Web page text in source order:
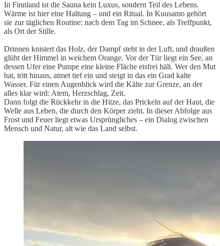
In Finnland ist die Sauna kein Luxus, sondern Teil des Lebens.
Wärme ist hier eine Haltung – und ein Ritual. In Kuusamo gehört
sie zur täglichen Routine: nach dem Tag im Schnee, als Treffpunkt,
als Ort der Stille.
Drinnen knistert das Holz, der Dampf steht in der Luft, und draußen
glüht der Himmel in weichem Orange. Vor der Tür liegt ein See, an
dessen Ufer eine Pumpe eine kleine Fläche eisfrei hält. Wer den Mut
hat, tritt hinaus, atmet tief ein und steigt in das ein Grad kalte
Wasser. Für einen Augenblick wird die Kälte zur Grenze, an der
alles klar wird: Atem, Herzschlag, Zeit.
Dann folgt die Rückkehr in die Hitze, das Prickeln auf der Haut, die
Welle aus Leben, die durch den Körper zieht. In dieser Abfolge aus
Frost und Feuer liegt etwas Ursprüngliches – ein Dialog zwischen
Mensch und Natur, alt wie das Land selbst.